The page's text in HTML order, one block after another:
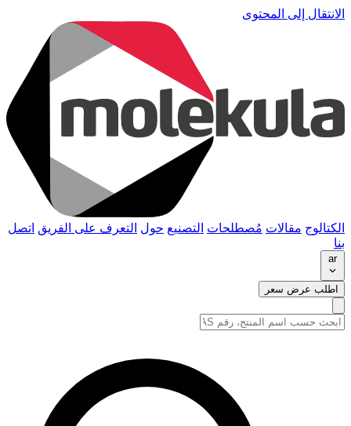
الانتقال إلى المحتوى
الكتالوج مقالات مُصطلحات التصنيع حول التعرف على الفريق اتصل
بنا
ar
اطلب عرض سعر